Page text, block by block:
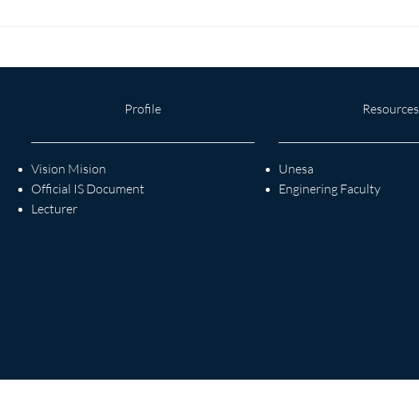
Profile
Vision Mision
Official IS Document
Lecturer
Resources
Unesa
Enginering Faculty